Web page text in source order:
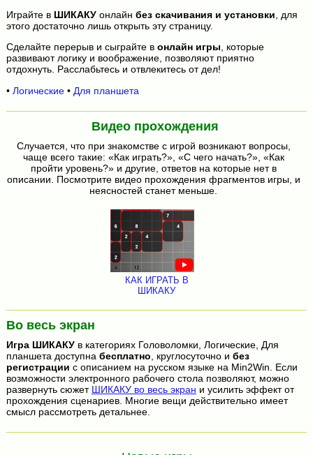
Играйте в ШИКАКУонлайн без скачивания и установки , для
этого достаточно лишь открыть эту страницу.
Сделайте перерыв и сыграйте в онлайн игры, которые
развивают логику и воображение, позволяют приятно
отдохнуть. Расслабьтесь и отвлекитесь от дел!
• Логические• Для планшета
Видео прохождения
Случается, что при знакомстве с игрой возникают вопросы,
чаще всего такие: «Как играть?», «С чего начать?», «Как
пройти уровень?» и другие, ответов на которые нет в
описании. Посмотрите видео прохождения фрагментов игры, и
неясностей станет меньше.
КАК ИГРАТЬ В
ШИКАКУ
Во весь экран
Игра ШИКАКУв категориях Головоломки, Логические, Для
планшета доступна бесплатно , круглосуточно и без
регистрации с описанием на русском языке на Min2Win. Если
возможности электронного рабочего стола позволяют, можно
развернуть сюжет ШИКАКУ во весь экран и усилить эффект от
прохождения сценариев. Многие вещи действительно имеет
смысл рассмотреть детальнее.